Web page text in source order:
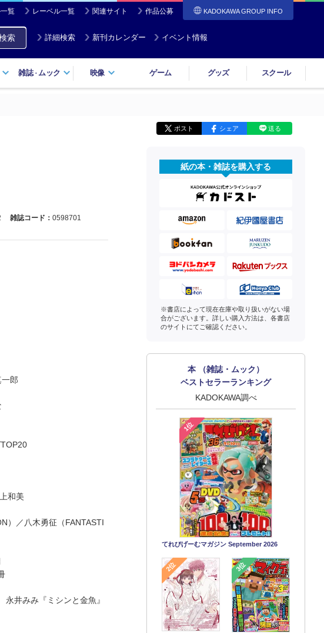
覧 レーベル一覧 関連サイト 作品公募 KADOKAWA GROUP INFO
索 詳細検索 新刊カレンダー イベント情報
雑誌・ ムック 映像 ゲーム グッズ スクール
ポスト シェア 送る
雑誌コード： 0598701
郎
和美
）／八木勇征（FANTASTI
井みみ『ミシンと金魚』
紙の本・雑誌を購入する
※書店によって現在在庫や取り扱いがない場
合がございます。詳しい購入方法は、各書店
のサイトにてご確認ください。
本 （雑誌・ムック）
ベストセラーランキング
KADOKAWA調べ
1位
てれびげーむマガジン September 2026
2位 3位